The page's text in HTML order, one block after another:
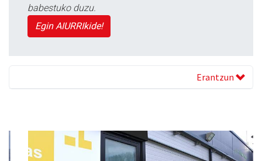
babestuko duzu.
Egin AIURRIkide!
Erantzun